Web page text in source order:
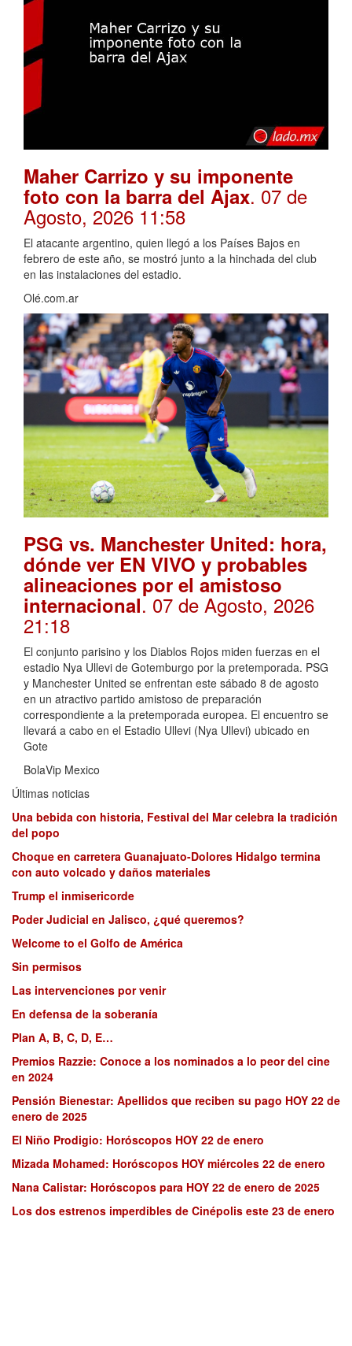
Maher Carrizo y su imponente
foto con la barra del Ajax. 07 de
Agosto, 2026 11:58
El atacante argentino, quien llegó a los Países Bajos en
febrero de este año, se mostró junto a la hinchada del club
en las instalaciones del estadio.
Olé.com.ar
PSG vs. Manchester United: hora,
dónde ver EN VIVO y probables
alineaciones por el amistoso
internacional. 07 de Agosto, 2026
21:18
El conjunto parisino y los Diablos Rojos miden fuerzas en el
estadio Nya Ullevi de Gotemburgo por la pretemporada. PSG
y Manchester United se enfrentan este sábado 8 de agosto
en un atractivo partido amistoso de preparación
correspondiente a la pretemporada europea. El encuentro se
llevará a cabo en el Estadio Ullevi (Nya Ullevi) ubicado en
Gote
BolaVip Mexico
Últimas noticias
Una bebida con historia, Festival del Mar celebra la tradición
del popo
Choque en carretera Guanajuato-Dolores Hidalgo termina
con auto volcado y daños materiales
Trump el inmisericorde
Poder Judicial en Jalisco, ¿qué queremos?
Welcome to el Golfo de América
Sin permisos
Las intervenciones por venir
En defensa de la soberanía
Plan A, B, C, D, E…
Premios Razzie: Conoce a los nominados a lo peor del cine
en 2024
Pensión Bienestar: Apellidos que reciben su pago HOY 22 de
enero de 2025
El Niño Prodigio: Horóscopos HOY 22 de enero
Mizada Mohamed: Horóscopos HOY miércoles 22 de enero
Nana Calistar: Horóscopos para HOY 22 de enero de 2025
Los dos estrenos imperdibles de Cinépolis este 23 de enero